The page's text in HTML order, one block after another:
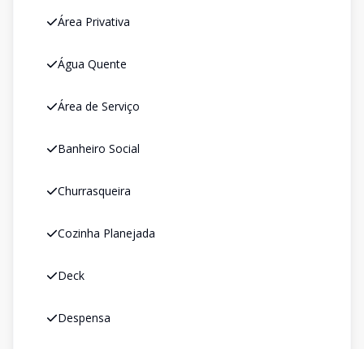
Área Privativa
Água Quente
Área de Serviço
Banheiro Social
Churrasqueira
Cozinha Planejada
Deck
Despensa